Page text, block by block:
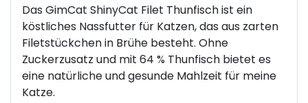
Das GimCat ShinyCat Filet Thunfisch ist ein
köstliches Nassfutter für Katzen, das aus zarten
Filetstückchen in Brühe besteht. Ohne
Zuckerzusatz und mit 64 % Thunfisch bietet es
eine natürliche und gesunde Mahlzeit für meine
Katze.